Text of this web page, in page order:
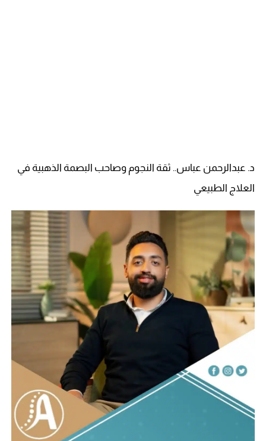
د. عبدالرحمن عباس.. ثقة النجوم وصاحب البصمة الذهبية في
العلاج الطبيعي